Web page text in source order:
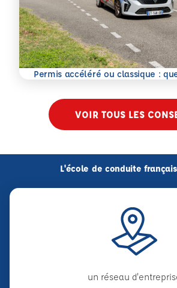
Permis accéléré ou classique :
En savoir plus
VOIR TOUS LES
L'école de conduite
un réseau